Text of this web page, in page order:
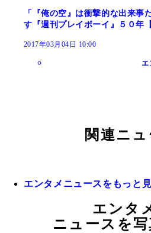
「『俺の空』は衝撃的な出来事
す『週刊プレイボーイ』５０年
2017年03月04日 10:00
エ
関連ニュ
エンタメニュースをもっと
エンタ
ニュースを